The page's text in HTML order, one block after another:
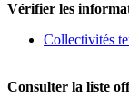
Vérifier les
Collectivités
Consulter la liste